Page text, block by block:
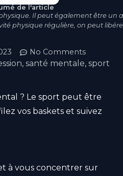
de l'article
Il peut également être un
physique régulière, on peut
No Comments
, santé mentale, sport
? Le sport peut être
vos baskets et suivez
à vous concentrer sur